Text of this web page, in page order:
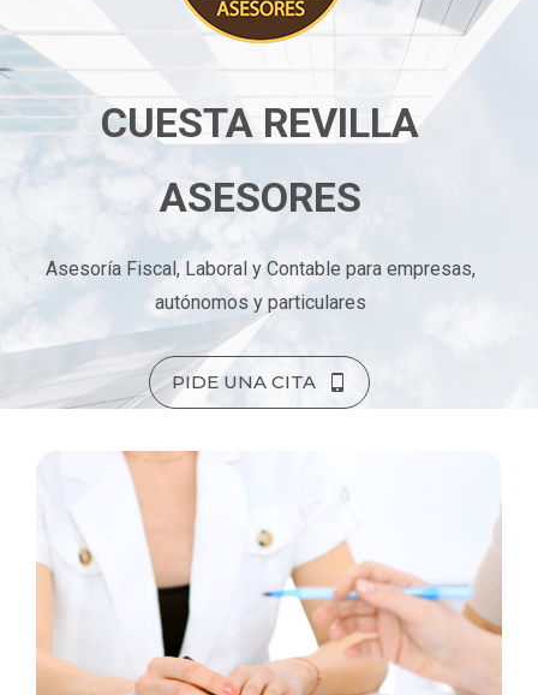
CUESTA REVILLA
ASESORES
Asesoría Fiscal, Laboral y Contable para empresas,
autónomos y particulares
PIDE UNA CITA